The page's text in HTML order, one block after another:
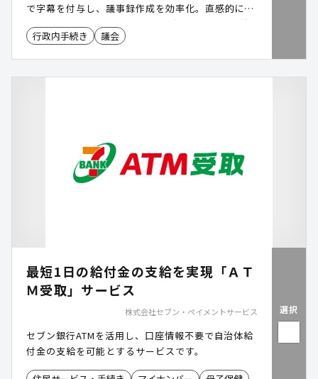
で字幕を付与し、議事録作成を効率化。直感的に操
作できるUI/UXで事務局の負担を軽減します。自治
体規模を問わず導入でき、住民にわかりやすい情報
行政内手続き 議会
最短1日の給付金の支給を実現「ＡＴ
Ｍ受取」サービス
株式会社セブン・ペイメントサービス
セブン銀行ATMを活用し、口座情報不要で自治体給
付金の支給を可能とするサービスです。
選択